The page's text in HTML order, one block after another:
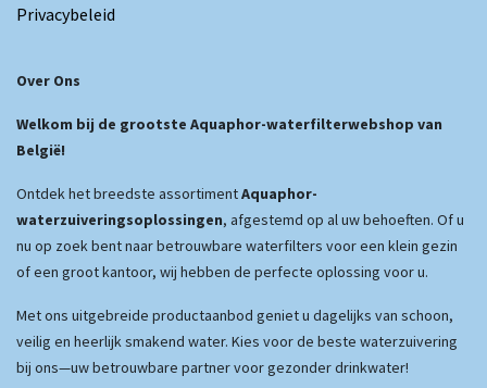
Privacybeleid
Over Ons
Welkom bij de grootste Aquaphor-waterfilterwebshop van
België!
Ontdek het breedste assortimentAquaphor-
waterzuiveringsoplossingen, afgestemd op al uw behoeften. Of u
nu op zoek bent naar betrouwbare waterfilters voor een klein gezin
of een groot kantoor, wij hebben de perfecte oplossing voor u.
Met ons uitgebreide productaanbod geniet u dagelijks van schoon,
veilig en heerlijk smakend water. Kies voor de beste waterzuivering
bij ons—uw betrouwbare partner voor gezonder drinkwater!